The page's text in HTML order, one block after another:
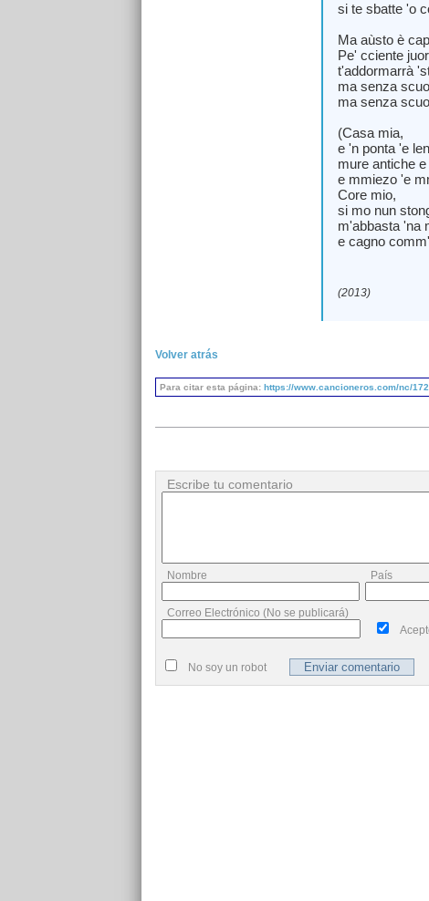
si te sbatte 'o
Ma aùsto è
Pe' cciente
t'addormarrà
ma senza
ma senza
(Casa mia,
e 'n ponta 'e
mure antiche
e mmiezo 'e
Core mio,
si mo nun
m'abbasta 'na
e cagno
(2013)
Volver atrás
Para citar esta página: https://www.cancioneros.com/nc/
Escribe tu comentario
Nombre País
Correo Electrónico (No se publicará)
No soy un robot